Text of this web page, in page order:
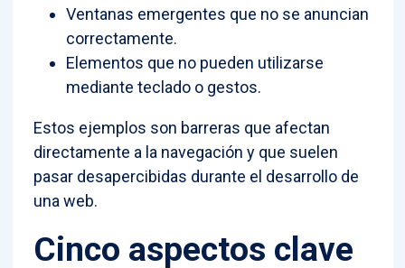
Ventanas emergentes que no se anuncian
correctamente.
Elementos que no pueden utilizarse
mediante teclado o gestos.
Estos ejemplos son barreras que afectan
directamente a la navegación y que suelen
pasar desapercibidas durante el desarrollo de
una web.
Cinco aspectos clave